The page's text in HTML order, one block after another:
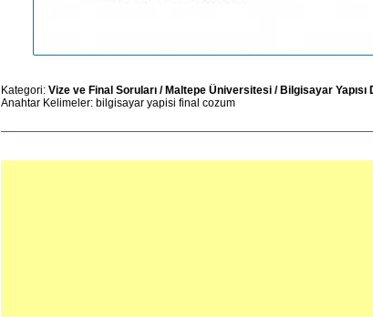
Kategori: Vize ve Final Soruları /Maltepe Üniversitesi /Bilgisayar Yapısı
Anahtar Kelimeler: bilgisayar yapisi final cozum